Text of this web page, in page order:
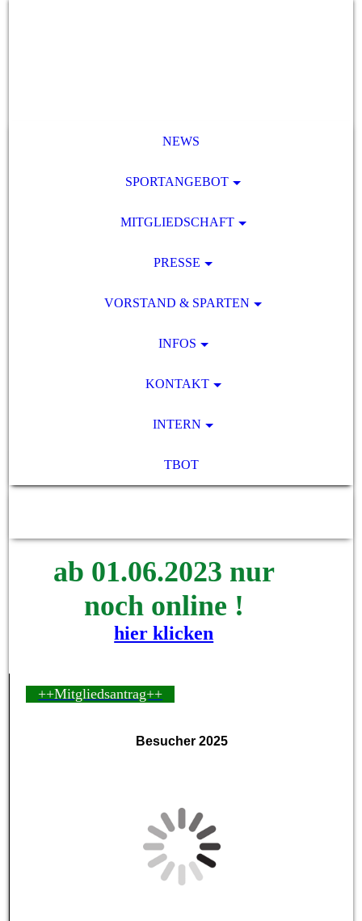
NEWS
SPORTANGEBOT
MITGLIEDSCHAFT
PRESSE
VORSTAND & SPARTEN
INFOS
KONTAKT
INTERN
TBOT
ab 01.06.2023 nur
noch online !
hier klicken
++Mitgliedsantrag++
Besucher 2025